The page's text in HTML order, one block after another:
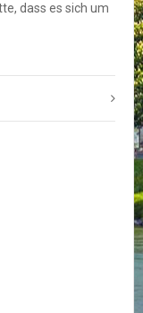
dass es sich um